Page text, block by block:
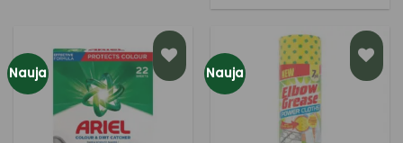
Nauja
Į NORŲ
Nauja